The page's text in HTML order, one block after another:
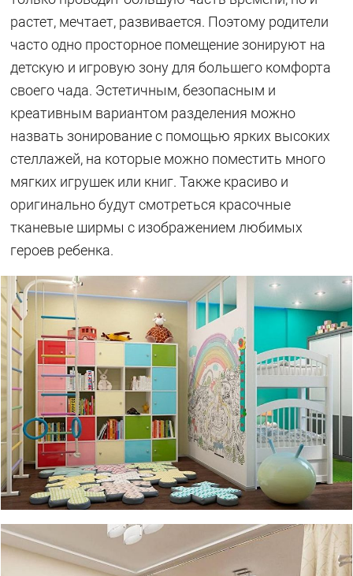
растет, мечтает, развивается. Поэтому родители
часто одно просторное помещение зонируют на
детскую и игровую зону для большего комфорта
своего чада. Эстетичным, безопасным и
креативным вариантом разделения можно
назвать зонирование с помощью ярких высоких
стеллажей, на которые можно поместить много
мягких игрушек или книг. Также красиво и
оригинально будут смотреться красочные
тканевые ширмы с изображением любимых
героев ребенка.